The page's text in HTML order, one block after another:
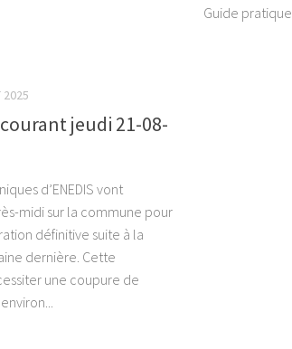
2025
jeudi 21-08-
d’ENEDIS vont
midi sur la commune pour
définitive suite à la
dernière. Cette
une coupure de
Guide pratique